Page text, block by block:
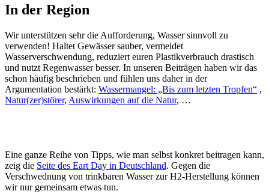
In der Region
Wir unterstützen sehr die Aufforderung, Wasser sinnvoll zu
verwenden! Haltet Gewässer sauber, vermeidet
Wasserverschwendung, reduziert euren Plastikverbrauch drastisch
und nutzt Regenwasser besser. In unseren Beiträgen haben wir das
schon häufig beschrieben und fühlen uns daher in der
Argumentation bestärkt: Wassermangel: „Bis zum letzten Tropfen“ ,
Natur(zer)störer, Auswirkungen auf die Natur, …
2018
November
2020
in
Frankenau
im Frühjahr
Eine ganze Reihe von Tipps, wie man selbst konkret beitragen kann,
zeig die Seite des Eart Day in Deutschland. Gegen die
Verschwednung von trinkbaren Wasser zur H2-Herstellung können
wir nur gemeinsam etwas tun.